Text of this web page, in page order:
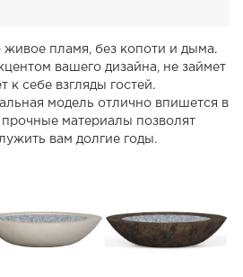
живое пламя, без копоти и дыма.
вашего дизайна, не займет
к себе взгляды гостей.
модель отлично впишется в
материалы позволят
вам долгие годы.